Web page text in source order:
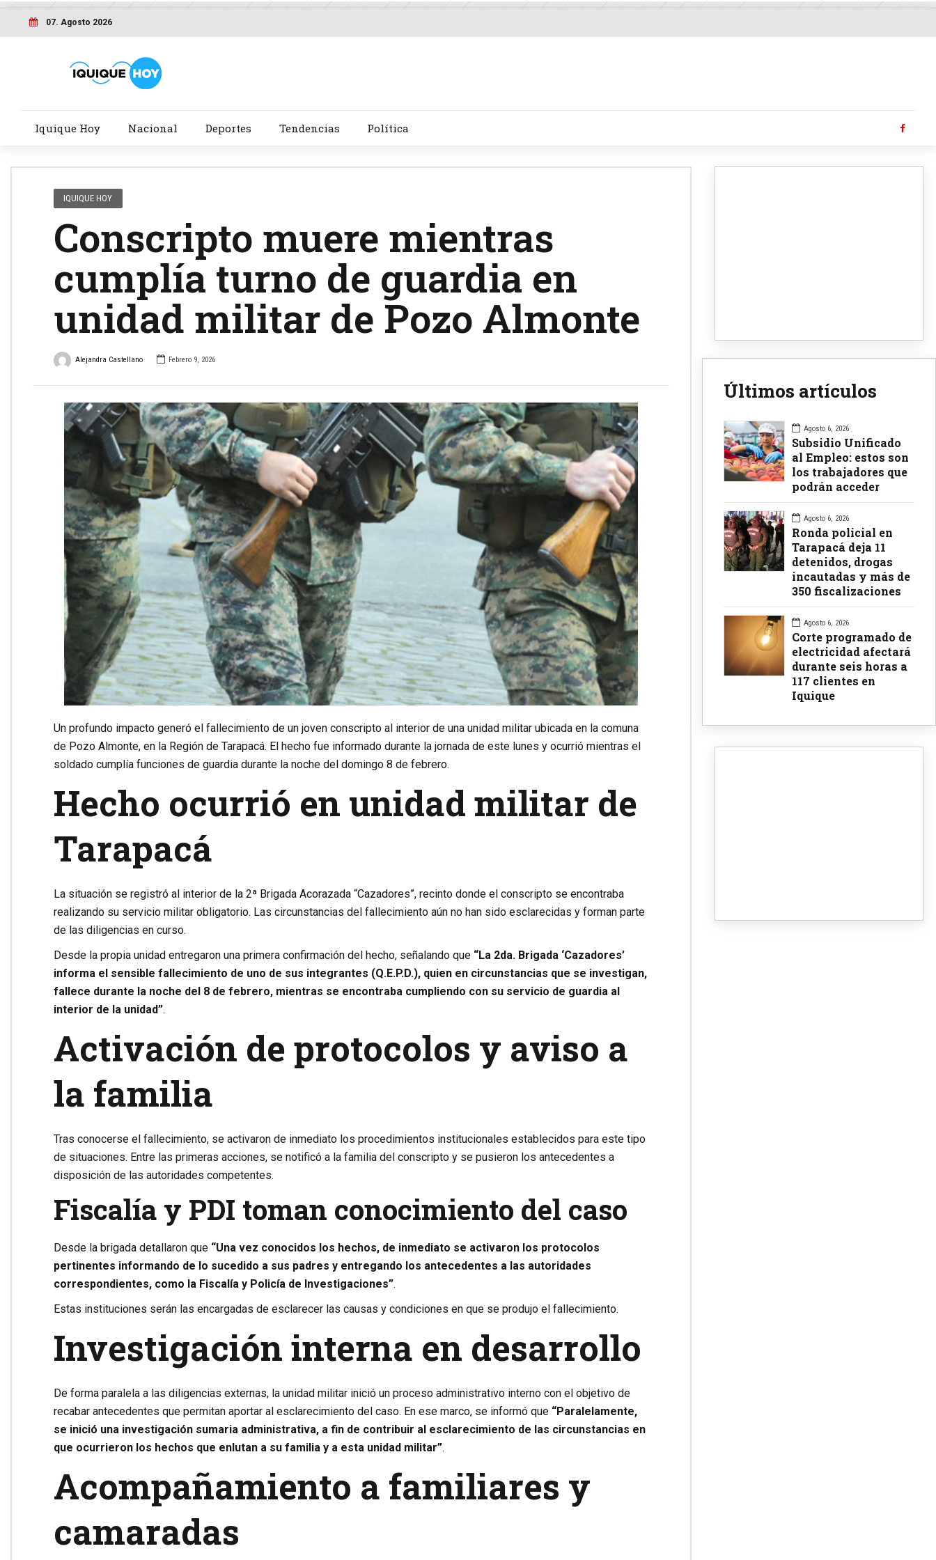
07. Agosto 2026
Iquique Hoy Nacional Deportes Tendencias Política
IQUIQUE HOY
Conscripto muere mientras
cumplía turno de guardia en
unidad militar de Pozo Almonte
Alejandra Castellano Febrero 9, 2026
Un profundo impacto generó el fallecimiento de un joven conscripto al interior de una unidad militar ubicada en la comuna
de Pozo Almonte, en la Región de Tarapacá. El hecho fue informado durante la jornada de este lunes y ocurrió mientras el
soldado cumplía funciones de guardia durante la noche del domingo 8 de febrero.
Hecho ocurrió en unidad militar de
Tarapacá
La situación se registró al interior de la 2ª Brigada Acorazada “Cazadores”, recinto donde el conscripto se encontraba
realizando su servicio militar obligatorio. Las circunstancias del fallecimiento aún no han sido esclarecidas y forman parte
de las diligencias en curso.
Desde la propia unidad entregaron una primera confirmación del hecho, señalando que “La 2da. Brigada ‘Cazadores’
informa el sensible fallecimiento de uno de sus integrantes (Q.E.P.D.), quien en circunstancias que se investigan,
fallece durante la noche del 8 de febrero, mientras se encontraba cumpliendo con su servicio de guardia al
interior de la unidad”.
Activación de protocolos y aviso a
la familia
Tras conocerse el fallecimiento, se activaron de inmediato los procedimientos institucionales establecidos para este tipo
de situaciones. Entre las primeras acciones, se notificó a la familia del conscripto y se pusieron los antecedentes a
disposición de las autoridades competentes.
Fiscalía y PDI toman conocimiento del caso
Desde la brigada detallaron que “Una vez conocidos los hechos, de inmediato se activaron los protocolos
pertinentes informando de lo sucedido a sus padres y entregando los antecedentes a las autoridades
correspondientes, como la Fiscalía y Policía de Investigaciones”.
Estas instituciones serán las encargadas de esclarecer las causas y condiciones en que se produjo el fallecimiento.
Investigación interna en desarrollo
De forma paralela a las diligencias externas, la unidad militar inició un proceso administrativo interno con el objetivo de
recabar antecedentes que permitan aportar al esclarecimiento del caso. En ese marco, se informó que “Paralelamente,
se inició una investigación sumaria administrativa, a fin de contribuir al esclarecimiento de las circunstancias en
que ocurrieron los hechos que enlutan a su familia y a esta unidad militar”.
Acompañamiento a familiares y
camaradas
Últimos artículos
Agosto 6, 2026
Subsidio Unificado
al Empleo: estos son
los trabajadores que
podrán acceder
Agosto 6, 2026
Ronda policial en
Tarapacá deja 11
detenidos, drogas
incautadas y más de
350 fiscalizaciones
Agosto 6, 2026
Corte programado de
electricidad afectará
durante seis horas a
117 clientes en
Iquique